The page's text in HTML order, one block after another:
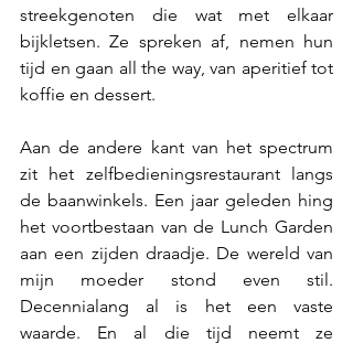
streekgenoten die wat met elkaar
bijkletsen. Ze spreken af, nemen hun
tijd en gaan all the way, van aperitief tot
koffie en dessert.
Aan de andere kant van het spectrum
zit het zelfbedieningsrestaurant langs
de baanwinkels. Een jaar geleden hing
het voortbestaan van de Lunch Garden
aan een zijden draadje. De wereld van
mijn moeder stond even stil.
Decennialang al is het een vaste
waarde. En al die tijd neemt ze